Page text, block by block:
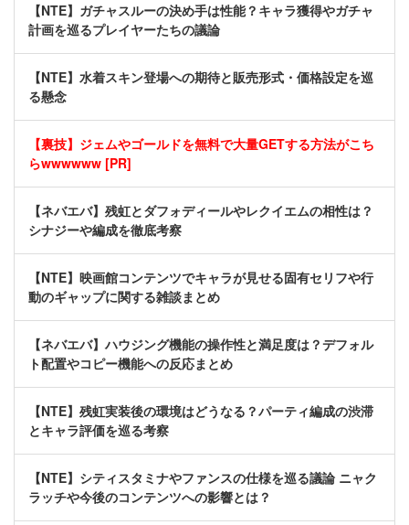
【NTE】ガチャスルーの決め手は性能？キャラ獲得やガチャ
計画を巡るプレイヤーたちの議論
【NTE】水着スキン登場への期待と販売形式・価格設定を巡
る懸念
【裏技】ジェムやゴールドを無料で大量GETする方法がこち
らwwwwww [PR]
【ネバエバ】残虹とダフォディールやレクイエムの相性は？
シナジーや編成を徹底考察
【NTE】映画館コンテンツでキャラが見せる固有セリフや行
動のギャップに関する雑談まとめ
【ネバエバ】ハウジング機能の操作性と満足度は？デフォル
ト配置やコピー機能への反応まとめ
【NTE】残虹実装後の環境はどうなる？パーティ編成の渋滞
とキャラ評価を巡る考察
【NTE】シティスタミナやファンスの仕様を巡る議論 ニャク
ラッチや今後のコンテンツへの影響とは？